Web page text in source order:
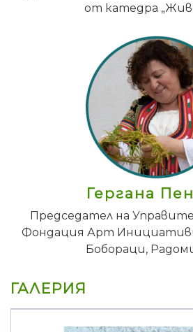
от катедра
Гергана
Председател на
Фондация Арт
Бобораци,
ГАЛЕРИЯ